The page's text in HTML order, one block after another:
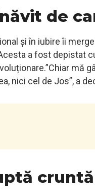
de
și în iubire îi
a fost depistat
mă
nici cel de Jos”, a